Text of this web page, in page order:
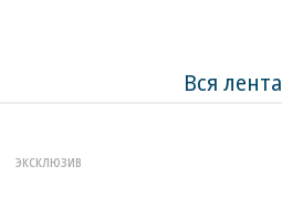
Вся лента
ЭКСКЛЮЗИВ